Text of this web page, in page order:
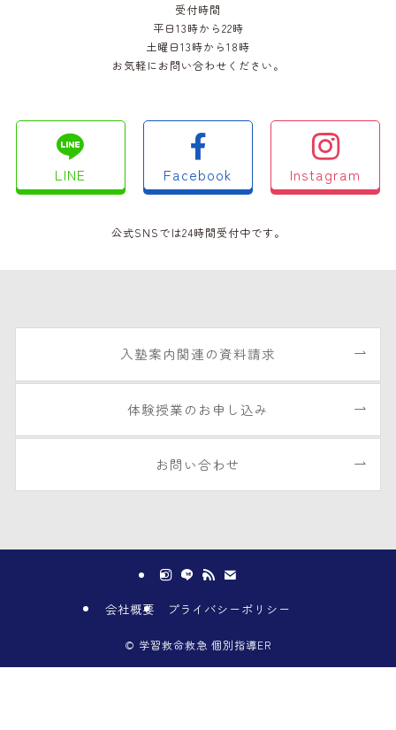
受付時間
平日13時から22時
土曜日13時から18時
お気軽にお問い合わせください。
LINE Facebook Instagram
公式SNSでは24時間受付中です。
入塾案内関連の資料請求
体験授業のお申し込み
お問い合わせ
会社概要 プライバシーポリシー
© 学習救命救急 個別指導ER